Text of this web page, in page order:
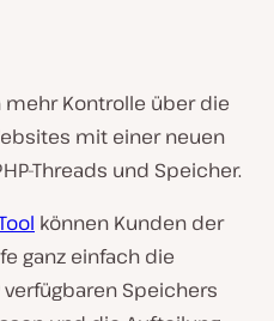
mehr Kontrolle über die
mit einer neuen
Threads und Speicher.
können Kunden der
ganz einfach die
Speichers